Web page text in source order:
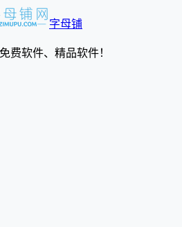
字母铺
费软件、精品软件！